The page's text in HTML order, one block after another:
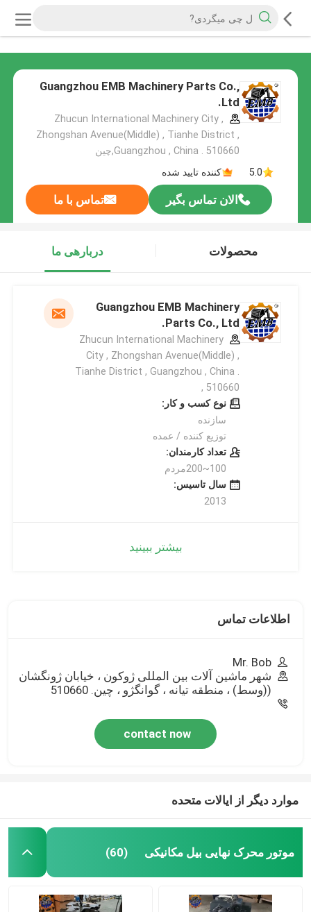
Guangzhou EMB Machinery Parts Co.,
Ltd.
Zhucun International Machinery City ,
Zhongshan Avenue(Middle) , Tianhe District ,
Guangzhou , China . 510660,چین
5.0
کننده تایید شده
الان تماس بگیر تماس با ما
محصولات دربارهی ما
Guangzhou EMB Machinery
Parts Co., Ltd.
Zhucun International Machinery
City , Zhongshan Avenue(Middle) ,
Tianhe District , Guangzhou , China .
510660 ,
نوع کسب و کار:
سازنده
توزیع کننده / عمده
تعداد کارمندان:
100~200مردم
سال تاسیس:
2013
بیشتر ببینید
اطلاعات تماس
Mr. Bob
شهر ماشین آلات بین المللی ژوکون ، خیابان ژونگشان
((وسط) ، منطقه تیانه ، گوانگژو ، چین. 510660
contact now
موارد دیگر از ایالات متحده
موتور محرک نهایی بیل مکانیکی (60)